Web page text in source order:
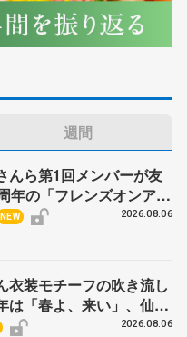
週間
んら第1回メンバーが友
の「フレンズオンアイ
さん、有川梨絵さん、
NEW 2026.08.06
衣装モチーフの吹き流し
「春よ、来い」、仙台
2026.08.06